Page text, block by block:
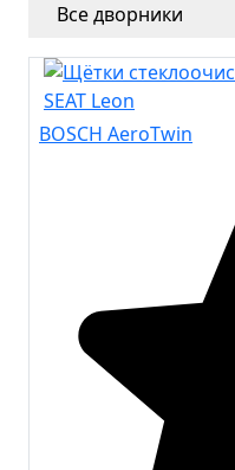
Вседворники
BOSCH AeroTwin